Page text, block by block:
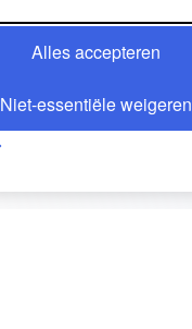
Alles accepteren
Niet-essentiële weigeren